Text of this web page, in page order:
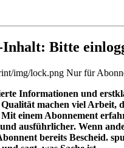
Bitte
Nur für
Informationen und
machen viel Arbeit,
einem Abonnement
ausführlicher. Wenn
bereits Bescheid.